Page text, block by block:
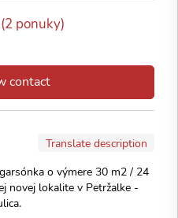
ponuky)
contact
Translate description
o výmere 30 m2 / 24
novej lokalite v Petržalke -